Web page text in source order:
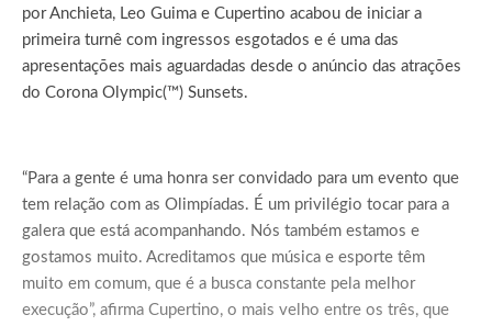
por Anchieta, Leo Guima e Cupertino acabou de iniciar a
primeira turnê com ingressos esgotados e é uma das
apresentações mais aguardadas desde o anúncio das atrações
do Corona Olympic(™) Sunsets.
“Para a gente é uma honra ser convidado para um evento que
tem relação com as Olimpíadas. É um privilégio tocar para a
galera que está acompanhando. Nós também estamos e
gostamos muito. Acreditamos que música e esporte têm
muito em comum, que é a busca constante pela melhor
execução”, afirma Cupertino, o mais velho entre os três, que